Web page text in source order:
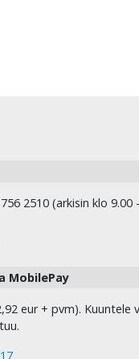
2510 (arkisin klo 9.00
MobilePay
eur + pvm). Kuuntele